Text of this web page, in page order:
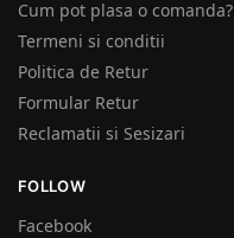
Cum pot plasa o comanda?
Termeni si conditii
Politica de Retur
Formular Retur
Reclamatii si Sesizari
FOLLOW
Facebook